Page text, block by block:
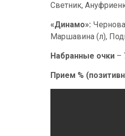
Светник,
«Динамо»:
Маршавина (л),
Набранные очки –
Прием %